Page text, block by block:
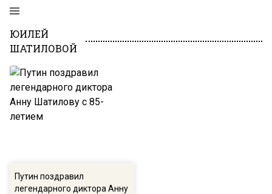
ЮИЛЕЙ
ШАТИЛОВОЙ
Путин поздравил
легендарного диктора Анну